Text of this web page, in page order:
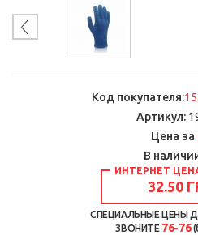
Код покупателя:
Артикул:
Цена за
В
ИНТЕРНЕТ
32.50
СПЕЦИАЛЬНЫЕ ЦЕНЫ
ЗВОНИТЕ 76-76